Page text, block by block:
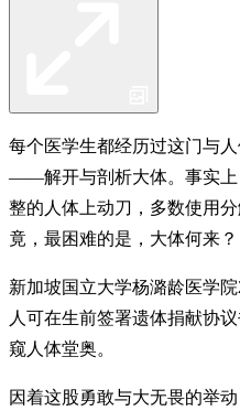
每个医学生都经历过这门与
——解开与剖析大体。事实上
整的人体上动刀，多数使用
竟，最困难的是，大体何来？
新加坡国立大学杨潞龄医学
人可在生前签署遗体捐献协
窥人体堂奥。
因着这股勇敢与大无畏的举